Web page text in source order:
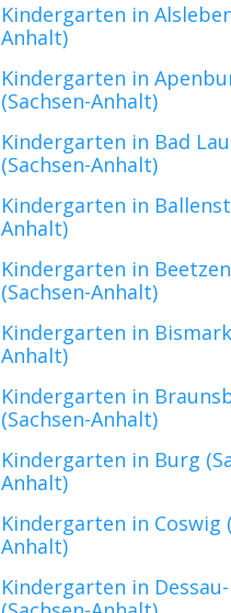
Kindergarten in
Anhalt)
Kindergarten in
(Sachsen-Anhalt)
Kindergarten in Bad
(Sachsen-Anhalt)
Kindergarten in
Anhalt)
Kindergarten in
(Sachsen-Anhalt)
Kindergarten in
Anhalt)
Kindergarten in
(Sachsen-Anhalt)
Kindergarten in Burg
Anhalt)
Kindergarten in Coswig
Anhalt)
Kindergarten in